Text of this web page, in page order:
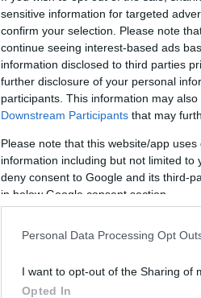
sensitive information for targeted
confirm your selection. Please note
continue seeing interest-based ads
information disclosed to third parties
further disclosure of your personal
participants. This information may
Downstream Participants that may
Please note that this website/app
information including but not limited to
deny consent to Google and its third-
in below Google consent section.
Personal Data Processing Opt
I want to opt-out of the Sharing of
Opted In